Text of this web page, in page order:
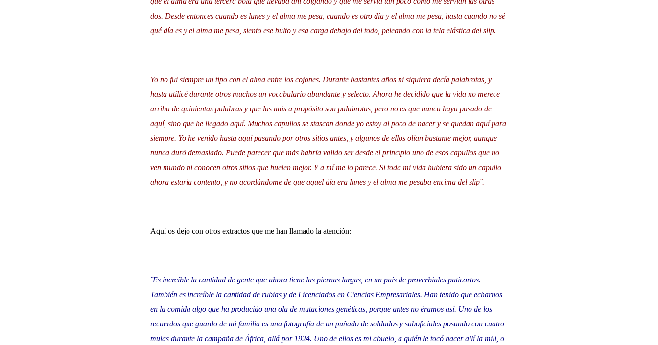
dos. Desde entonces cuando es lunes y el alma me pesa, cuando es otro día y el alma me pesa, hasta cuando no sé
qué día es y el alma me pesa, siento ese bulto y esa carga debajo del todo, peleando con la tela elástica del slip.
Yo no fui siempre un tipo con el alma entre los cojones. Durante bastantes años ni siquiera decía palabrotas, y
hasta utilicé durante otros muchos un vocabulario abundante y selecto. Ahora he decidido que la vida no merece
arriba de quinientas palabras y que las más a propósito son palabrotas, pero no es que nunca haya pasado de
aquí, sino que he llegado aquí. Muchos capullos se stascan donde yo estoy al poco de nacer y se quedan aquí para
siempre. Yo he venido hasta aquí pasando por otros sitios antes, y algunos de ellos olían bastante mejor, aunque
nunca duró demasiado. Puede parecer que más habría valido ser desde el principio uno de esos capullos que no
ven mundo ni conocen otros sitios que huelen mejor. Y a mí me lo parece. Si toda mi vida hubiera sido un capullo
ahora estaría contento, y no acordándome de que aquel día era lunes y el alma me pesaba encima del slip¨.
Aquí os dejo con otros extractos que me han llamado la atención:
¨Es increíble la cantidad de gente que ahora tiene las piernas largas, en un país de proverbiales paticortos.
También es increíble la cantidad de rubias y de Licenciados en Ciencias Empresariales. Han tenido que echarnos
en la comida algo que ha producido una ola de mutaciones genéticas, porque antes no éramos así. Uno de los
recuerdos que guardo de mi familia es una fotografía de un puñado de soldados y suboficiales posando con cuatro
mulas durante la campaña de África, allá por 1924. Uno de ellos es mi abuelo, a quién le tocó hacer allí la mili, o